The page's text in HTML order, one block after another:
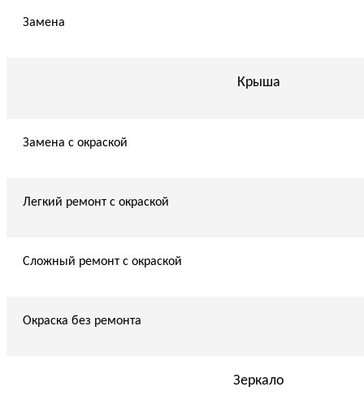
Замена
Крыша
Замена с окраской
Легкий ремонт с окраской
Сложный ремонт с окраской
Окраска без ремонта
Зеркало